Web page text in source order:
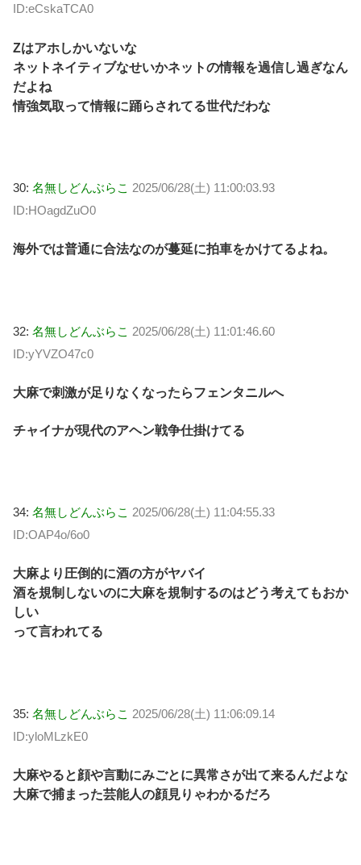
ID:eCskaTCA0
Zはアホしかいないな
ネットネイティブなせいかネットの情報を過信し過ぎなん
だよね
情強気取って情報に踊らされてる世代だわな
30: 名無しどんぶらこ 2025/06/28(土) 11:00:03.93
ID:HOagdZuO0
海外では普通に合法なのが蔓延に拍車をかけてるよね。
32: 名無しどんぶらこ 2025/06/28(土) 11:01:46.60
ID:yYVZO47c0
大麻で刺激が足りなくなったらフェンタニルへ
チャイナが現代のアヘン戦争仕掛けてる
34: 名無しどんぶらこ 2025/06/28(土) 11:04:55.33
ID:OAP4o/6o0
大麻より圧倒的に酒の方がヤバイ
酒を規制しないのに大麻を規制するのはどう考えてもおか
しい
って言われてる
35: 名無しどんぶらこ 2025/06/28(土) 11:06:09.14
ID:yloMLzkE0
大麻やると顔や言動にみごとに異常さが出て来るんだよな
大麻で捕まった芸能人の顔見りゃわかるだろ